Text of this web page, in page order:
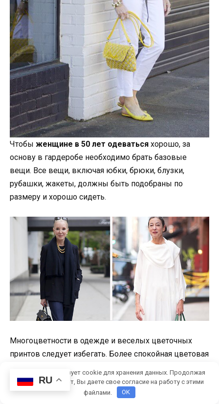
Чтобы женщине в 50 лет одеваться хорошо, за
основу в гардеробе необходимо брать базовые
вещи. Все вещи, включая юбки, брюки, блузки,
рубашки, жакеты, должны быть подобраны по
размеру и хорошо сидеть.
Многоцветности в одежде и веселых цветочных
принтов следует избегать. Более спокойная цветовая
отказаться от леггинсов и оставить их для спортзала.
Даже с туниками лучше носить брючки-карандаши.
RU
Этот сайт использует cookie для хранения данных. Продолжая
использовать сайт, Вы даете свое согласие на работу с этими
файлами.
OK